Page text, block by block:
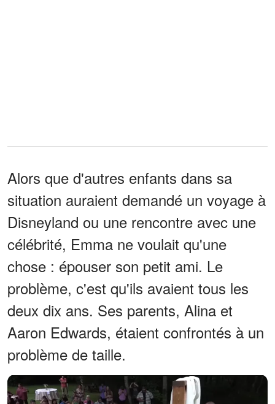
Alors que d'autres enfants dans sa
situation auraient demandé un voyage à
Disneyland ou une rencontre avec une
célébrité, Emma ne voulait qu'une
chose : épouser son petit ami. Le
problème, c'est qu'ils avaient tous les
deux dix ans. Ses parents, Alina et
Aaron Edwards, étaient confrontés à un
problème de taille.